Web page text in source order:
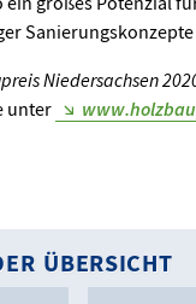
Niedersachsen
unter
ÜBERSICHT